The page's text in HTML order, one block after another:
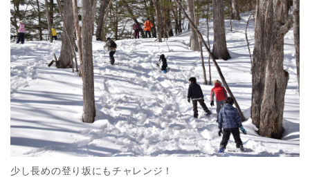
少し長めの登り坂にもチャレンジ！